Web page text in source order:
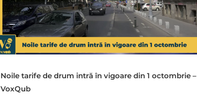
Noile tarife de drum intră în vigoare din 1 octombrie –
VoxQub